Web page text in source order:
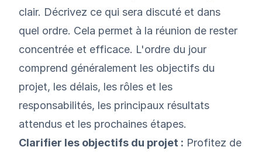
clair. Décrivez ce qui sera discuté et dans
quel ordre. Cela permet à la réunion de rester
concentrée et efficace. L'ordre du jour
comprend généralement les objectifs du
projet, les délais, les rôles et les
responsabilités, les principaux résultats
attendus et les prochaines étapes.
Clarifier les objectifs du projet : Profitez de